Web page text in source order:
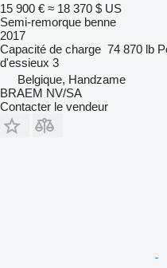
15 900 € ≈ 18 370 $ US
Semi-remorque benne
2017
Capacité de charge 74 870 lb
d'essieux 3
Belgique, Handzame
BRAEM NV/SA
Contacter le vendeur